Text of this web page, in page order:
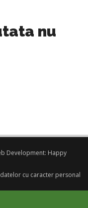
nu
Development: Happy
cu caracter personal